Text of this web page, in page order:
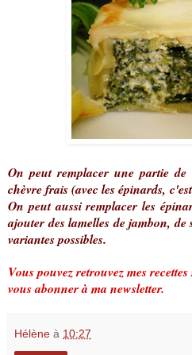
On peut remplacer une partie
chèvre frais (avec les épinards,
On peut aussi remplacer les
ajouter des lamelles de jambon,
variantes possibles.
Vous pouvez retrouvez mes
vous abonner à ma newsletter.
Hélène à 10:27